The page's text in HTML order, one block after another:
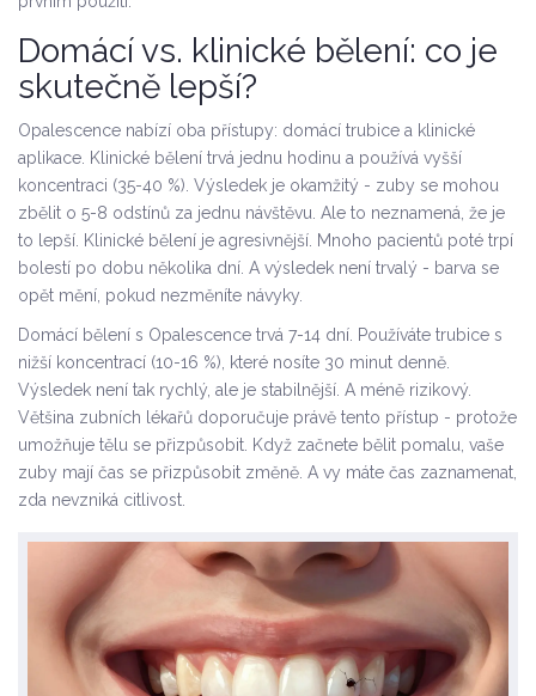
Domácí vs. klinické bělení: co je
skutečně lepší?
Opalescence nabízí oba přístupy: domácí trubice a klinické
aplikace. Klinické bělení trvá jednu hodinu a používá vyšší
koncentraci (35-40 %). Výsledek je okamžitý - zuby se mohou
zbělit o 5-8 odstínů za jednu návštěvu. Ale to neznamená, že je
to lepší. Klinické bělení je agresivnější. Mnoho pacientů poté trpí
bolestí po dobu několika dní. A výsledek není trvalý - barva se
opět mění, pokud nezměníte návyky.
Domácí bělení s Opalescence trvá 7-14 dní. Používáte trubice s
nižší koncentrací (10-16 %), které nosíte 30 minut denně.
Výsledek není tak rychlý, ale je stabilnější. A méně rizikový.
Většina zubních lékařů doporučuje právě tento přístup - protože
umožňuje tělu se přizpůsobit. Když začnete bělit pomalu, vaše
zuby mají čas se přizpůsobit změně. A vy máte čas zaznamenat,
zda nevzniká citlivost.